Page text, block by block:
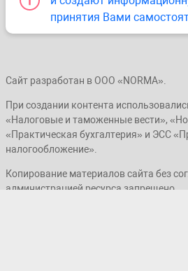
принятия Вами
Сайт разработан в ООО «NORMA».
При создании контента
«Налоговые и таможенные вести»,
«Практическая бухгалтерия» и ЭСС
налогообложение».
Копирование материалов сайта без
администрацией ресурса запрещено.